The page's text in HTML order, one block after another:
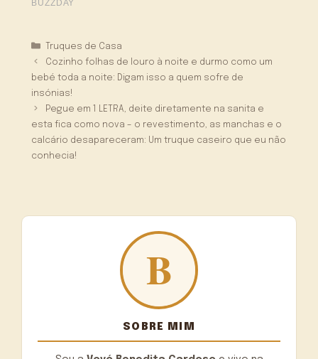
Categorias
Truques de Casa
Cozinho folhas de louro à noite e durmo como um
bebé toda a noite: Digam isso a quem sofre de
insónias!
Pegue em 1 LETRA, deite diretamente na sanita e
esta fica como nova – o revestimento, as manchas e o
calcário desapareceram: Um truque caseiro que eu não
conhecia!
SOBRE MIM